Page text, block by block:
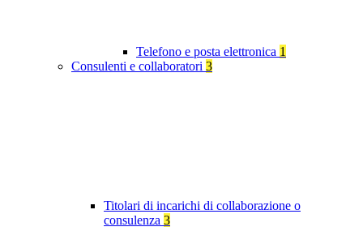
Telefono e posta elettronica 1
Consulenti e collaboratori 3
Titolari di incarichi di collaborazione o
consulenza 3